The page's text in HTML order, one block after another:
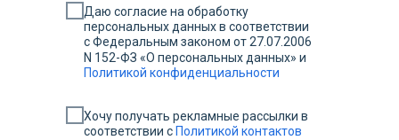
Даю согласие на обработку
персональных данных в соответствии
с Федеральным законом от 27.07.2006
N 152-ФЗ «О персональных данных» и
Политикой конфиденциальности
Хочу получать рекламные рассылки в
соответствии с Политикой контактов